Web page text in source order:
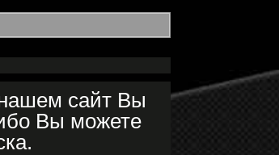
сайт Вы
Вы можете